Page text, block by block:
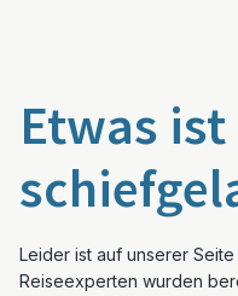
Etwas ist
Leider ist auf unserer
Reiseexperten wurden